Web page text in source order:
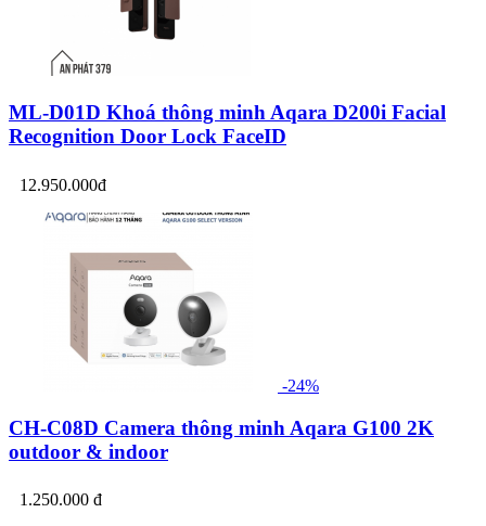
ML-D01D Khoá thông minh Aqara D200i Facial
Recognition Door Lock FaceID
12.950.000đ
-24%
CH-C08D Camera thông minh Aqara G100 2K
outdoor & indoor
1.250.000 đ